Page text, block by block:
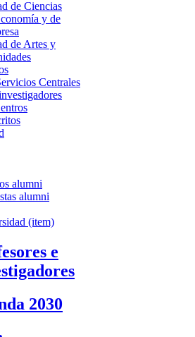
de Ciencias
y de
de Artes y
Centrales
alumni
alumni
(item)
e
2030